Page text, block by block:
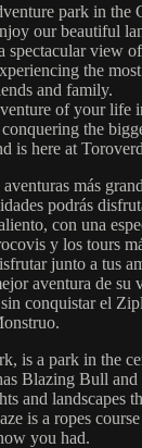
park in the
our beautiful
spectacular view
the
and family.
of your life
the
is here at
más
podrás
con una
y los tours
junto a tus
aventura de su
conquistar el
is a park in the
Blazing Bull
and landscapes
is a ropes
you had.